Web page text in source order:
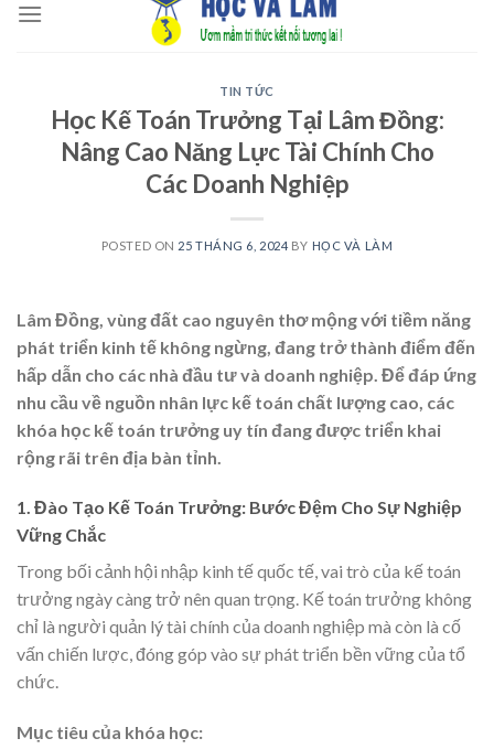
TIN TỨC
Học Kế Toán Trưởng Tại Lâm Đồng:
Nâng Cao Năng Lực Tài Chính Cho
Các Doanh Nghiệp
POSTED ON 25 THÁNG 6, 2024 BY HỌC VÀ LÀM
Lâm Đồng, vùng đất cao nguyên thơ mộng với tiềm năng
phát triển kinh tế không ngừng, đang trở thành điểm đến
hấp dẫn cho các nhà đầu tư và doanh nghiệp. Để đáp ứng
nhu cầu về nguồn nhân lực kế toán chất lượng cao, các
khóa học kế toán trưởng uy tín đang được triển khai
rộng rãi trên địa bàn tỉnh.
1. Đào Tạo Kế Toán Trưởng: Bước Đệm Cho Sự Nghiệp
Vững Chắc
Trong bối cảnh hội nhập kinh tế quốc tế, vai trò của kế toán
trưởng ngày càng trở nên quan trọng. Kế toán trưởng không
chỉ là người quản lý tài chính của doanh nghiệp mà còn là cố
vấn chiến lược, đóng góp vào sự phát triển bền vững của tổ
chức.
Mục tiêu của khóa học: